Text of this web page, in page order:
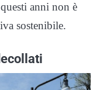
anni non è
sostenibile.